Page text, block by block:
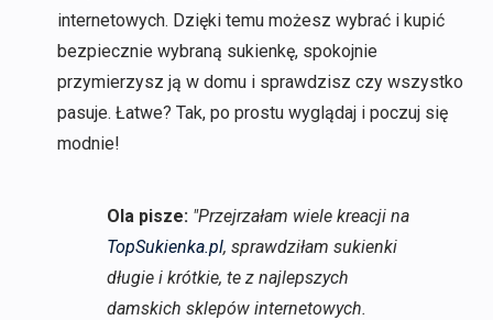
internetowych. Dzięki temu możesz wybrać i kupić
bezpiecznie wybraną sukienkę, spokojnie
przymierzysz ją w domu i sprawdzisz czy wszystko
pasuje. Łatwe? Tak, po prostu wyglądaj i poczuj się
modnie!
Ola pisze: "Przejrzałam wiele kreacji na
TopSukienka.pl, sprawdziłam sukienki
długie i krótkie, te z najlepszych
damskich sklepów internetowych.